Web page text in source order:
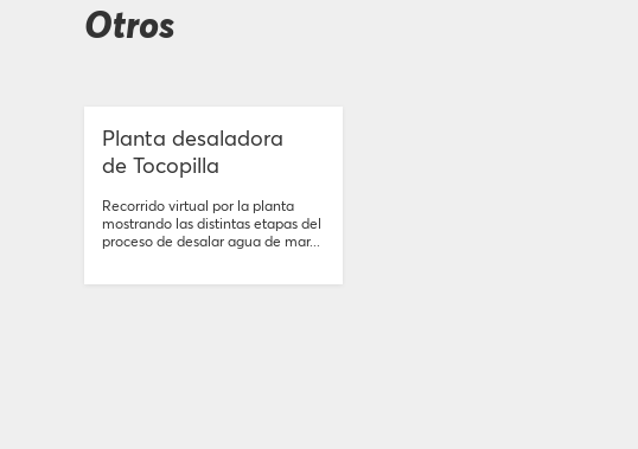
Otros
Planta desaladora
de Tocopilla
Recorrido virtual por la planta
mostrando las distintas etapas del
proceso de desalar agua de mar...